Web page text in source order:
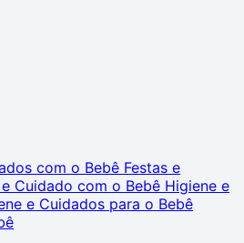
com o Bebê Festas e
Cuidado com o Bebê Higiene e
e Cuidados para o Bebê